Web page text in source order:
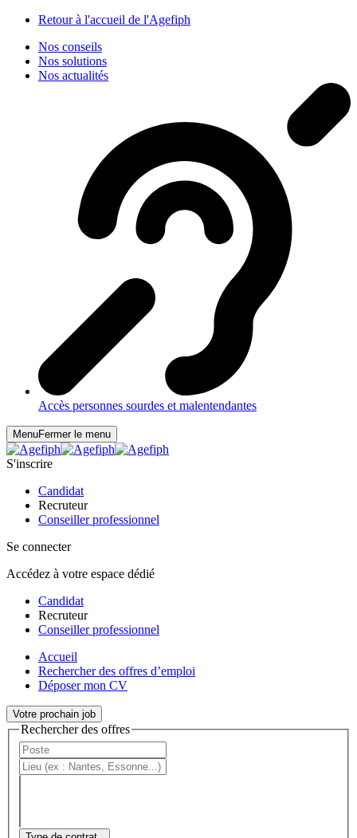
Retour à l'accueil de l'Agefiph
Nos conseils
Nos solutions
Nos actualités
Accès personnes sourdes et malentendantes
MenuFermer le menu
S'inscrire
Candidat
Recruteur
Conseiller professionnel
Se connecter
Accédez à votre espace dédié
Candidat
Recruteur
Conseiller professionnel
Accueil
Rechercher des offres d’emploi
Déposer mon CV
Votre prochain job
Rechercher des offres